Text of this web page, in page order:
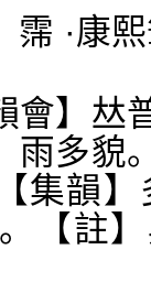
霈 ·康
】 𠀤
雨多
集韻
【註